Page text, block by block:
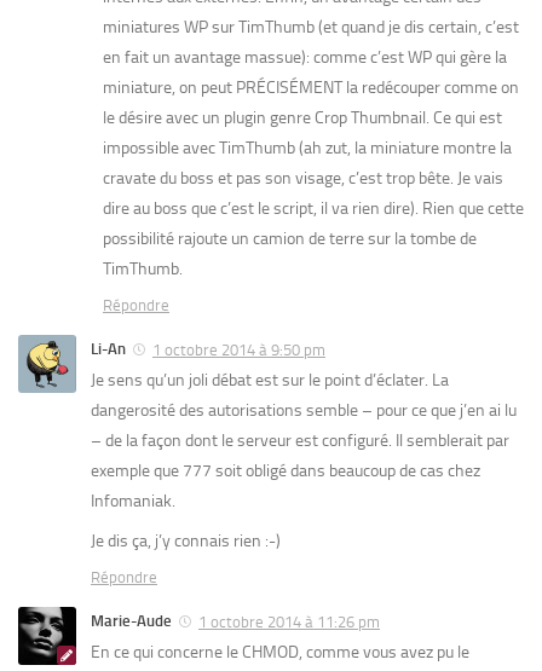
miniatures WP sur TimThumb (et quand je dis certain, c’est
en fait un avantage massue): comme c’est WP qui gère la
miniature, on peut PRÉCISÉMENT la redécouper comme on
le désire avec un plugin genre Crop Thumbnail. Ce qui est
impossible avec TimThumb (ah zut, la miniature montre la
cravate du boss et pas son visage, c’est trop bête. Je vais
dire au boss que c’est le script, il va rien dire). Rien que cette
possibilité rajoute un camion de terre sur la tombe de
TimThumb.
Répondre
Li-An 1 octobre 2014 à 9:50 pm
Je sens qu’un joli débat est sur le point d’éclater. La
dangerosité des autorisations semble – pour ce que j’en ai lu
– de la façon dont le serveur est configuré. Il semblerait par
exemple que 777 soit obligé dans beaucoup de cas chez
Infomaniak.
Je dis ça, j’y connais rien :-)
Répondre
Marie-Aude 1 octobre 2014 à 11:26 pm
En ce qui concerne le CHMOD, comme vous avez pu le